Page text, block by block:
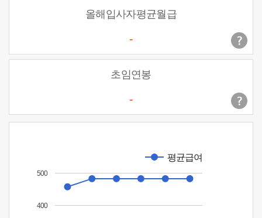
올해입사자평균월급
-
초임연봉
-
평균급여
400
500